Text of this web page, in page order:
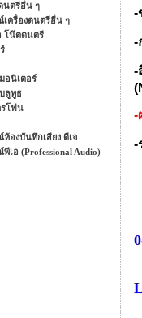
นตรีอื่น ๆ
เครื่องดนตรีอื่น ๆ
โน๊ตดนตรี
อนิเตอร์
ลูทูธ
โฟน
องบันทึกเสียง ดีเจ
เอ (Professional Audio)
-
-
-
-
-